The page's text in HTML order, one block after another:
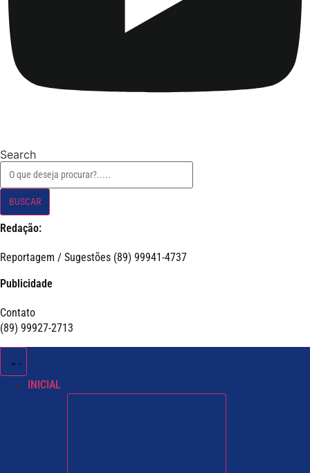
Search
BUSCAR
Redação:
Reportagem / Sugestões (89) 99941-4737
Publicidade
Contato
(89) 99927-2713
INICIAL